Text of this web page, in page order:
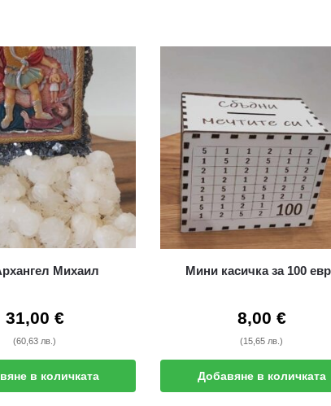
Михаил
31,00 €
(60,63 лв.)
в количката
Мини касичка за 100
8,00 €
(15,65 лв.)
Добавяне в количката